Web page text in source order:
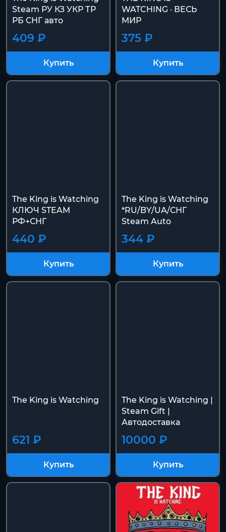
Steam РУ КЗ УКР ТР
РБ СНГ авто
409 ₽
Купить
WATCHING · ВЕСЬ
МИР
375 ₽
Купить
The King is Watching
КЛЮЧ STEAM
РФ+СНГ
440 ₽
Купить
The King is Watching
*RU/BY/UA/СНГ
Steam Auto
344 ₽
Купить
The King is Watching
621 ₽
Купить
The King is Watching |
Steam Gift |
Автодоставка
10000 ₽
Купить